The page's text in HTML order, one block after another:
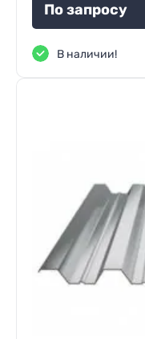
По запросу
В наличии!